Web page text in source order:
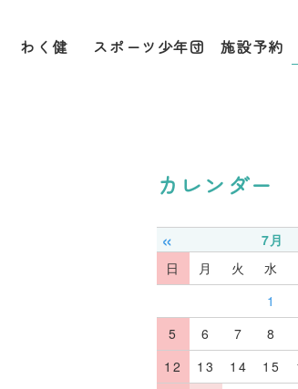
わく健 スポーツ少年団 施設予約
カレンダー
« 7月
日 月 火 水
1
5
6 7 8
12
13 14 15